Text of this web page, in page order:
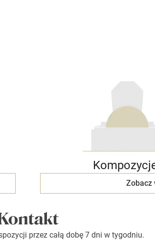
Zobacz
przez całą dobę 7 dni w tygodniu.